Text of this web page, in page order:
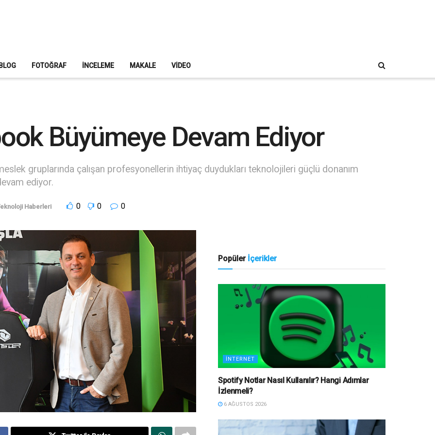
FOTOĞRAF İNCELEME MAKALE VIDEO
Büyümeye Devam Ediyor
gruplarında çalışan profesyonellerin ihtiyaç duydukları teknolojileri güçlü donanım
ediyor.
Haberleri 0 0 0
Popüler İçerikler
İNTERNET
Spotify Notlar Nasıl Kullanılır? Hangi Adımlar
İzlenmeli?
6 AĞUSTOS 2026